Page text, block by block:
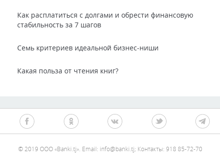
Как расплатиться с долгами и обрести финансовую
стабильность за 7 шагов
Семь критериев идеальной бизнес-ниши
Какая польза от чтения книг?
© 2019 ООО «Banki.tj». Email: info@banki.tj; Контакты: 918 85-72-70